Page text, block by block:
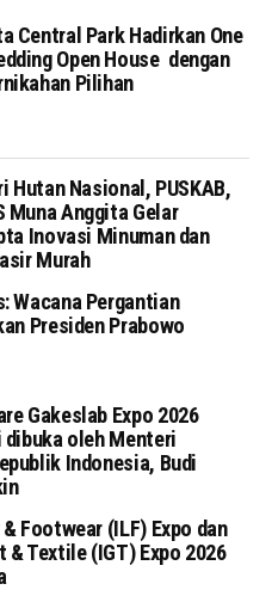
Central Park Hadirkan One
Open House dengan
Pilihan
Hutan Nasional, PUSKAB,
Muna Anggita Gelar
Inovasi Minuman dan
Murah
Wacana Pergantian
Presiden Prabowo
Gakeslab Expo 2026
dibuka oleh Menteri
Indonesia, Budi
Footwear (ILF) Expo dan
& Textile (IGT) Expo 2026